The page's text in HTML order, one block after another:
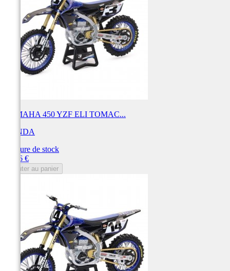
YAMAHA 450 YZF ELI TOMAC...
HONDA
Rupture de stock
55,86 €
Ajouter au panier